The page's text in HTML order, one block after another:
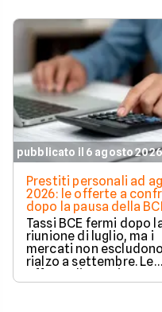
pubblicato il 6 agosto 2026
Prestiti personali ad
2026: le offerte a
dopo la pausa della
Tassi BCE fermi dopo
riunione di luglio, ma i
mercati non
rialzo a settembre. Le
offerte di prestito
personale di agosto